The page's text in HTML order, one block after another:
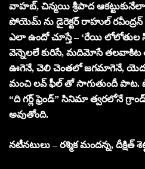
వాహబ్, చిన్మయి శ్రీపాద
పోయెమ్ ను డైరెక్టర్ రాహుల్
ఎలా ఉందో చూస్తే – ‘రేయి
వెన్నెలలే కురిసే, మదిమోసే
ఊగెనే, చెలి చెంతలో జగమాగెనే,
మంచి లవ్ ఫీల్ తో సాగుతుందీ పాట.
“ది గర్ల్ ఫ్రెండ్” సినిమా త్వరలోనే
అవుతోంది.
నటీనటులు – రశ్మిక మందన్న, దీక్షిత్